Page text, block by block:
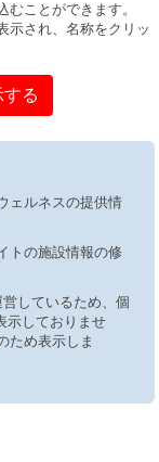
ことができます。
示され、名称をクリッ
る
ェルネスの提供情
トの施設情報の修
しているため、個
示しておりませ
ため表示しま